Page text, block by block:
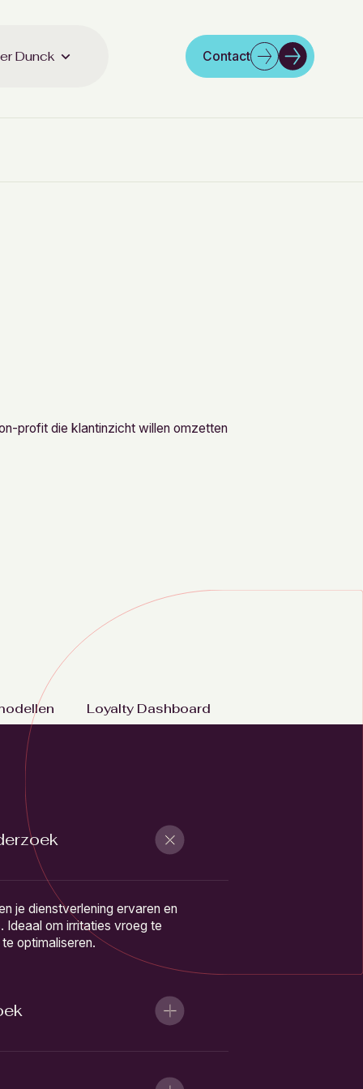
Dunck Contact
profit die klantinzicht willen omzetten
Loyalty Dashboard
je dienstverlening ervaren en
Ideaal om irritaties vroeg te
optimaliseren.